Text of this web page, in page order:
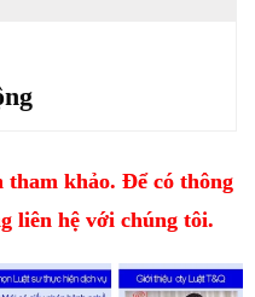
khảo. Để có thông
liên hệ với chúng tôi.